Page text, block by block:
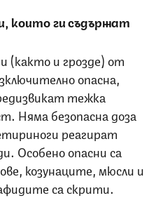
които ги съдържат
(както и грозде) от
опасна,
тежка
Няма безопасна доза
реагират
Особено опасни са
козунаците, мюсли и
са скрити.